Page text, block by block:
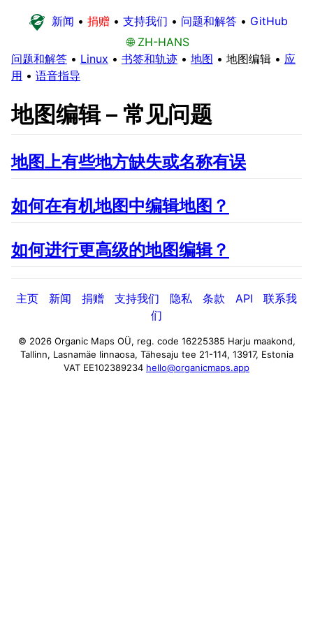
新闻 • 捐赠 • 支持我们 • 问题和解答 • GitHub
🌐 ZH-HANS
问题和解答 • Linux • 书签和轨迹 • 地图 • 地图编辑 • 应
用 • 语音指导
地图编辑 – 常见问题
地图上有些地方缺失或名称有误
如何在有机地图中编辑地图？
如何进行更高级的地图编辑？
主页 新闻 捐赠 支持我们 隐私 条款 API
联系我
们
© 2026 Organic Maps OÜ, reg. code 16225385 Harju maakond,
Tallinn, Lasnamäe linnaosa, Tähesaju tee 21-114, 13917, Estonia
VAT EE102389234 hello@organicmaps.app